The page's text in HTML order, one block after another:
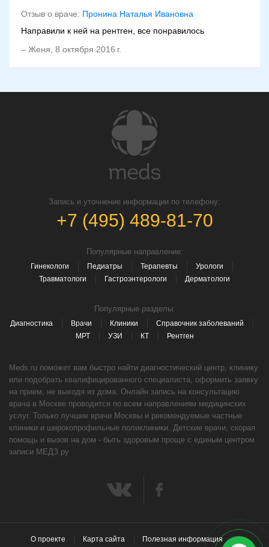
Отзыв о враче: Пронина Наталья Ивановна
Направили к ней на рентген, все понравилось
– Женя 8 октября 2016 г.
Запись и уточнение информации по телефону:
+7 (495) 489-81-70
Популярные направление:
Гинекологи Педиатры Терапевты
Урологи
Травматологи
Гастроэнтерологи Дерматологи
Популярные разделы:
Диагностика Врачи Клиники
Справочник заболеваний
МРТ
УЗИ КТ Рентген
Meds.ru поможет вам быстро найти диагностический центр, клинику
или подобрать квалифицированного специалиста, оформить заявку
на прием, не выходя из дома. Онлайн запись на консультацию
врача в Москве проводится по всем направлениям медицинских
услуг. Только лучшие врачи Москвы и рекомендуемые частные
клиники и широкопрофильные поликлиники. Детские врачи, скорая
помощь и вызов на дом - быть здоровым проще с единым центром
записи МЕДЗ.ру
О проекте Карта сайта Полезная информация